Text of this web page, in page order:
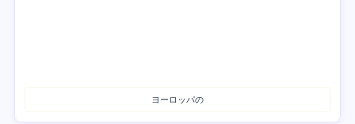
ヨーロッパの